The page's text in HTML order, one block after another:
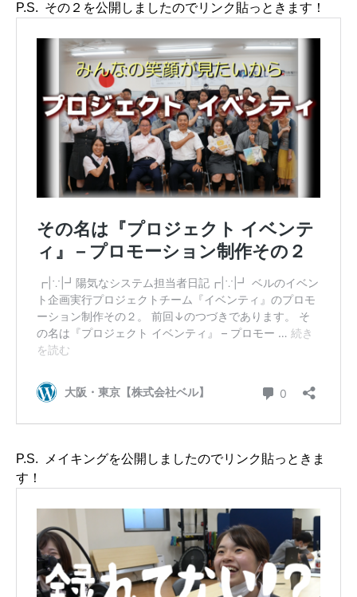
P.S. その２を公開しましたのでリンク貼っときます！
P.S. メイキングを公開しましたのでリンク貼っときま
す！